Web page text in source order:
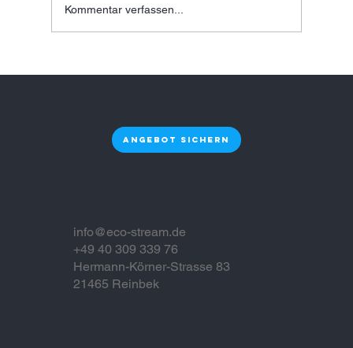
Kommentar verfassen...
Angebot sichern
info@eco-stream.de
+49 40 309 339 76
Hermann-Körner-Strasse 83
21465 Reinbek